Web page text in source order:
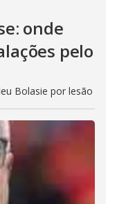
onde
pelo
Bolasie por lesão